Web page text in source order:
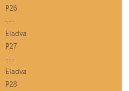
P26
---
Eladva
P27
---
Eladva
P28